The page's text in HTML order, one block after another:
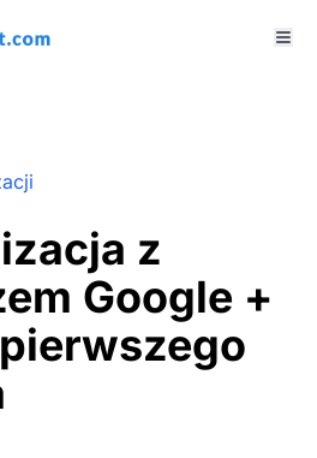
z
Google +